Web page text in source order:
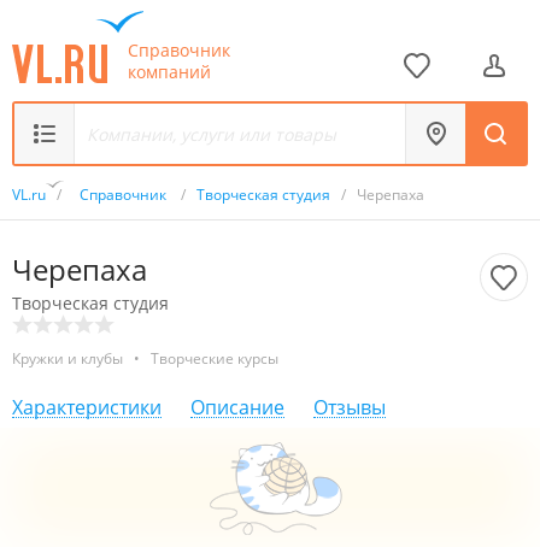
Справочник
компаний
VL.ru / Справочник / Творческая студия / Черепаха
Черепаха
Творческая студия
Кружки и клубы • Творческие курсы
Характеристики Описание Отзывы